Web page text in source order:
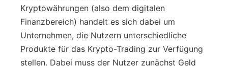
Kryptowährungen (also dem digitalen
Finanzbereich) handelt es sich dabei um
Unternehmen, die Nutzern unterschiedliche
Produkte für das Krypto-Trading zur Verfügung
stellen. Dabei muss der Nutzer zunächst Geld